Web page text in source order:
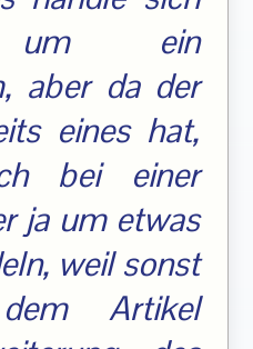
um ein
aber da der
eines hat,
bei einer
ja um etwas
weil sonst
Artikel